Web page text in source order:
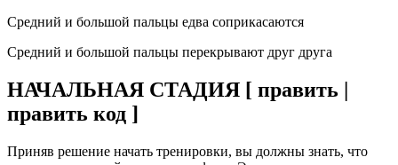
Средний и большой пальцы едва соприкасаются
Средний и большой пальцы перекрывают друг друга
НАЧАЛЬНАЯ СТАДИЯ [ править |
править код ]
Приняв решение начать тренировки, вы должны знать, что